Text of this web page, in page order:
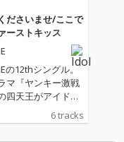
ださいませ/ここで
ーストキッス
の12thシングル。
マ『ヤンキー激戦
四天王がアイドル
』の主題歌「ここ
6 tracks